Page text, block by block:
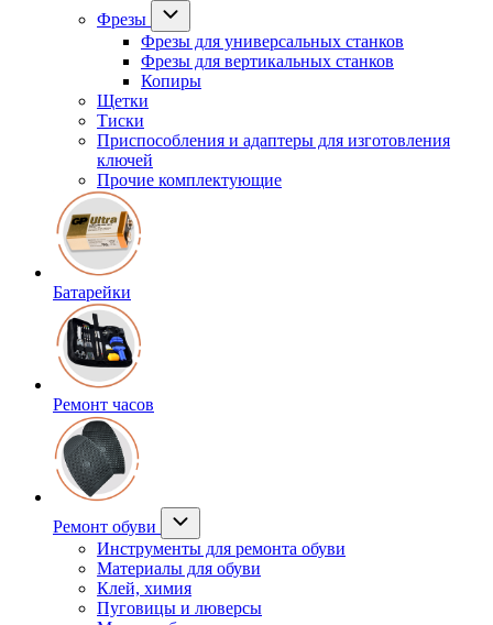
Фрезы
Фрезы для универсальных станков
Фрезы для вертикальных станков
Копиры
Щетки
Тиски
Приспособления и адаптеры для изготовления
ключей
Прочие комплектующие
Батарейки
Ремонт часов
Ремонт обуви
Инструменты для ремонта обуви
Материалы для обуви
Клей, химия
Пуговицы и люверсы